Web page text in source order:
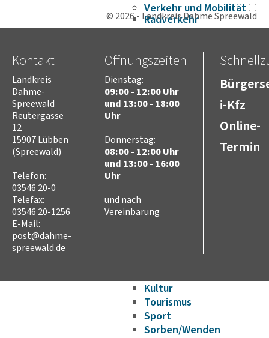
Verkehr und Mobilität
Radverkehr
Straßennetz
Hafen- und
Wasserstraßen
Flughafen
Umwelt
Tierschutz (Tierhaltung
Landwirtschaft
Seen und Flüsse
Abfall
Naturparke
Klimaschutz und
Freizeit
Kultur
Tourismus
Sport
Sorben/Wenden
© 2026 - Landkreis Dahme Spreewald
Kontakt
Landkreis
Dahme-
Spreewald
Reutergasse
12
15907 Lübben
(Spreewald)
Telefon:
03546 20-0
Telefax:
03546 20-1256
E-Mail:
post@dahme-
spreewald.de
Öffnungszeiten
Dienstag:
09:00 - 12:00 Uhr
und 13:00 - 18:00
Uhr
Donnerstag:
08:00 - 12:00 Uhr
und 13:00 - 16:00
Uhr
und nach
Vereinbarung
i-Kfz
Online-
Termin